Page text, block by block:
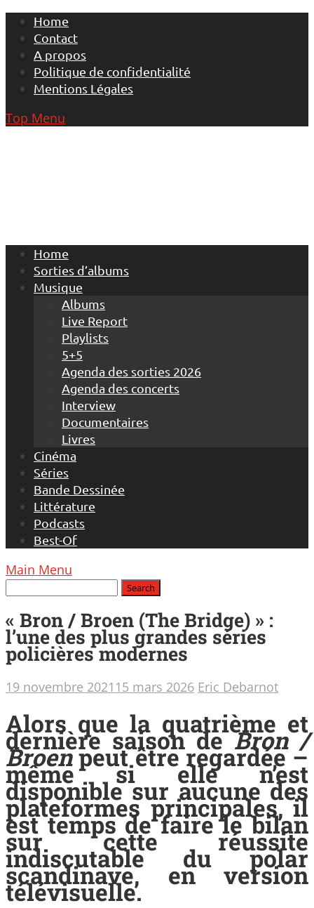
Skip
content
Home
Contact
A propos
Politique de confidentialité
Mentions Légales
Top Menu
Home
Sorties d’albums
Musique
Albums
Live Report
Playlists
5+5
Agenda des sorties 2026
Agenda des concerts
Interview
Documentaires
Livres
Cinéma
Séries
Bande Dessinée
Littérature
Podcasts
Best-Of
Main Menu
« Bron / Broen (The Bridge) » :
l’une des plus grandes séries
policières modernes
19 novembre 2021 15 mars 2026 Eric Debarnot
Alors que la quatrième et
dernière saison deBron /
Broenpeut être regardée –
même si elle n’est
disponible sur aucune des
plateformes principales, il
est temps de faire le bilan
sur cette réussite
indiscutable du polar
scandinave, en version
télévisuelle.